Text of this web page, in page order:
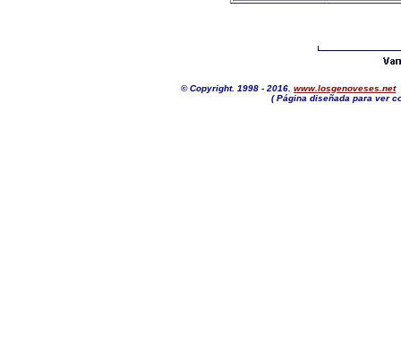
© Copyright. 1998 - 2016. www.losgenoveses.net
( Página diseñada para ver